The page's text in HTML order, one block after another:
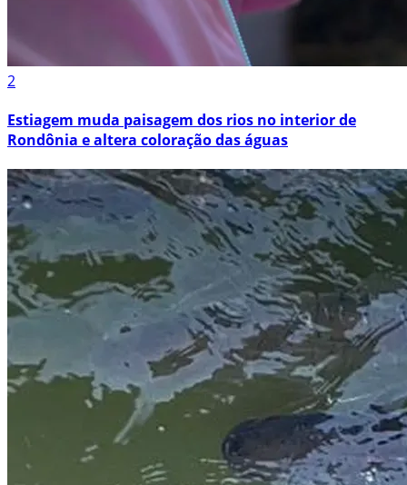
2
Estiagem muda paisagem dos rios no interior de
Rondônia e altera coloração das águas